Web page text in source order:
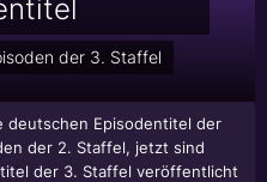
der 3. Staffel
deutschen Episodentitel der
der 2. Staffel, jetzt sind
der 3. Staffel veröffentlicht